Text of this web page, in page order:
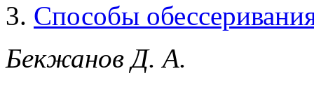
3. Способы
Бекжанов Д. А.